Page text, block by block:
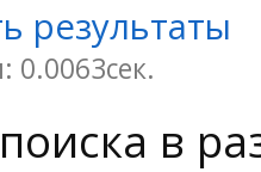
результаты
0.0063сек.
в